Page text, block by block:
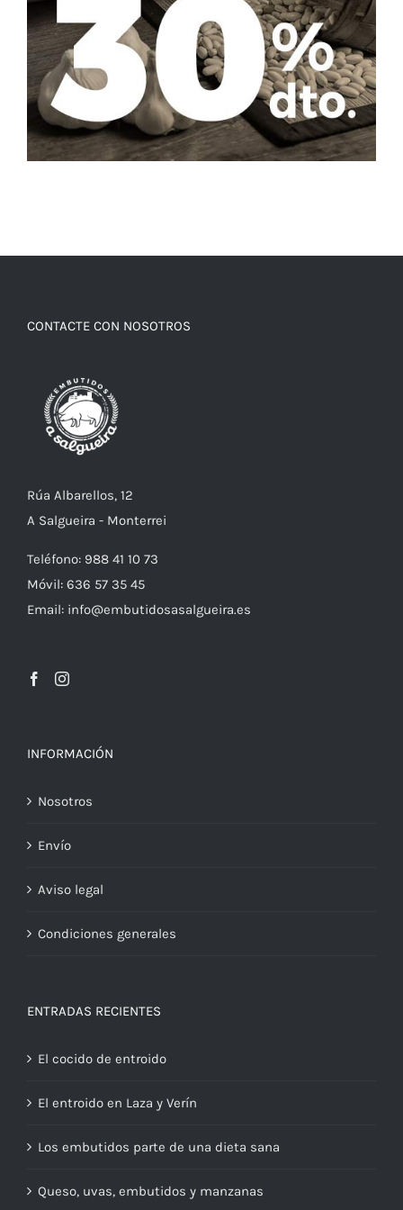
CONTACTE CON NOSOTROS
Rúa Albarellos, 12
A Salgueira - Monterrei
Teléfono: 988 41 10 73
Móvil: 636 57 35 45
Email: info@embutidosasalgueira.es
INFORMACIÓN
Nosotros
Envío
Aviso legal
Condiciones generales
ENTRADAS RECIENTES
El cocido de entroido
El entroido en Laza y Verín
Los embutidos parte de una dieta sana
Queso, uvas, embutidos y manzanas